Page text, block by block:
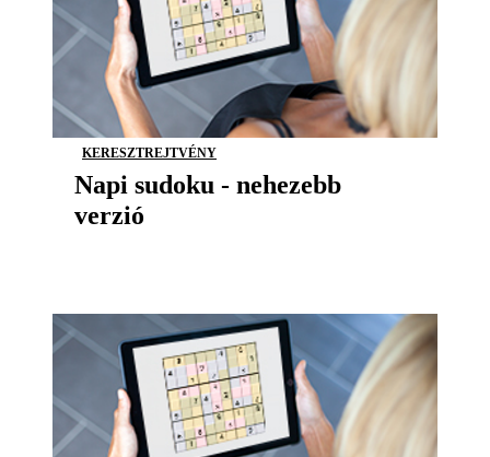
KERESZTREJTVÉNY
Napi sudoku - nehezebb
verzió